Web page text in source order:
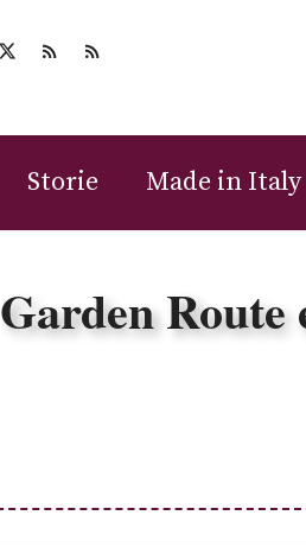
Storie Made in Italy
Garden